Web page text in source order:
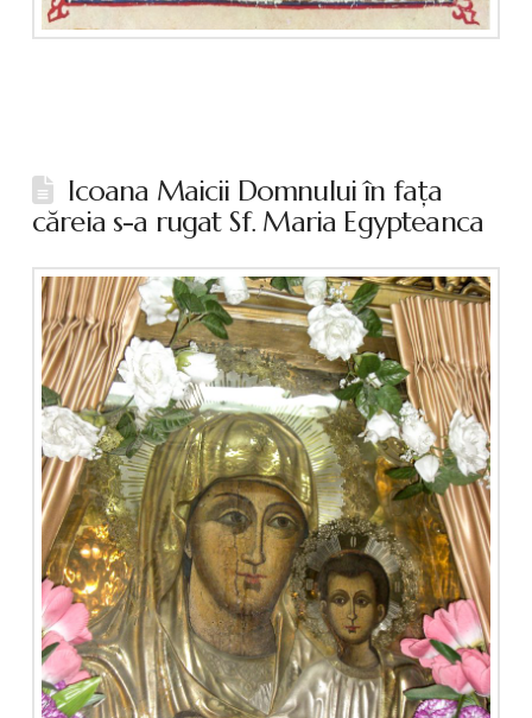
Icoana Maicii Domnului în faţa
căreia s-a rugat Sf. Maria Egypteanca